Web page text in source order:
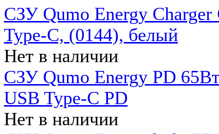
СЗУ Qumo Energy
Type-C, (0144), белый
Нет в наличии
СЗУ Qumo Energy PD
USB Type-C PD
Нет в наличии